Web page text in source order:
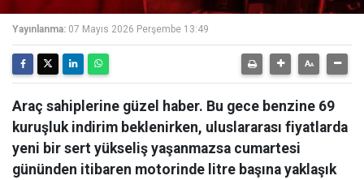
Yayınlanma: 07 Mayıs 2026 Perşembe 13:49
Araç sahiplerine güzel haber. Bu gece benzine 69
kuruşluk indirim beklenirken, uluslararası fiyatlarda
yeni bir sert yükseliş yaşanmazsa cumartesi
gününden itibaren motorinde litre başına yaklaşık